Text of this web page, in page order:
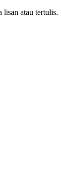
lisan atau tertulis.